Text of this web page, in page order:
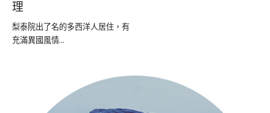
理
梨泰院出了名的多西洋人居住，有
充滿異國風情...